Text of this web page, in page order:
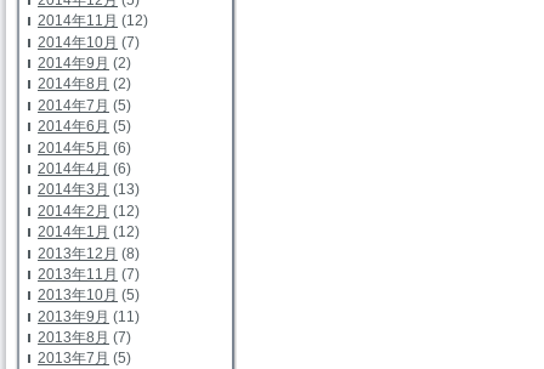
2014年11月 (12)
2014年10月 (7)
2014年9月 (2)
2014年8月 (2)
2014年7月 (5)
2014年6月 (5)
2014年5月 (6)
2014年4月 (6)
2014年3月 (13)
2014年2月 (12)
2014年1月 (12)
2013年12月 (8)
2013年11月 (7)
2013年10月 (5)
2013年9月 (11)
2013年8月 (7)
2013年7月 (5)